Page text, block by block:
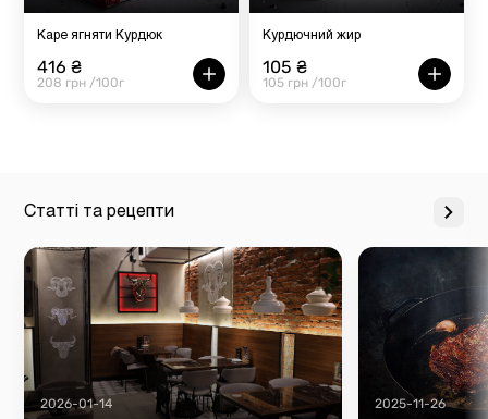
Каре ягняти Курдюк
416 ₴
208 грн /100г
Курдючний жир
105 ₴
105 грн /100г
Статті та рецепти
2026-01-14 2025-11-26